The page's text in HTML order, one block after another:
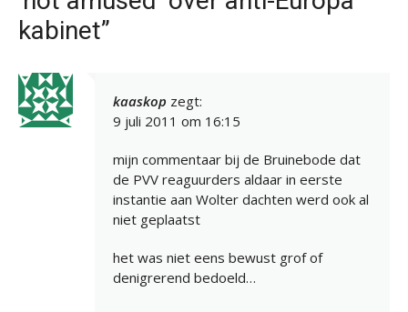
kabinet”
kaaskop zegt:
9 juli 2011 om 16:15
mijn commentaar bij de Bruinebode dat
de PVV reaguurders aldaar in eerste
instantie aan Wolter dachten werd ook al
niet geplaatst
het was niet eens bewust grof of
denigrerend bedoeld…